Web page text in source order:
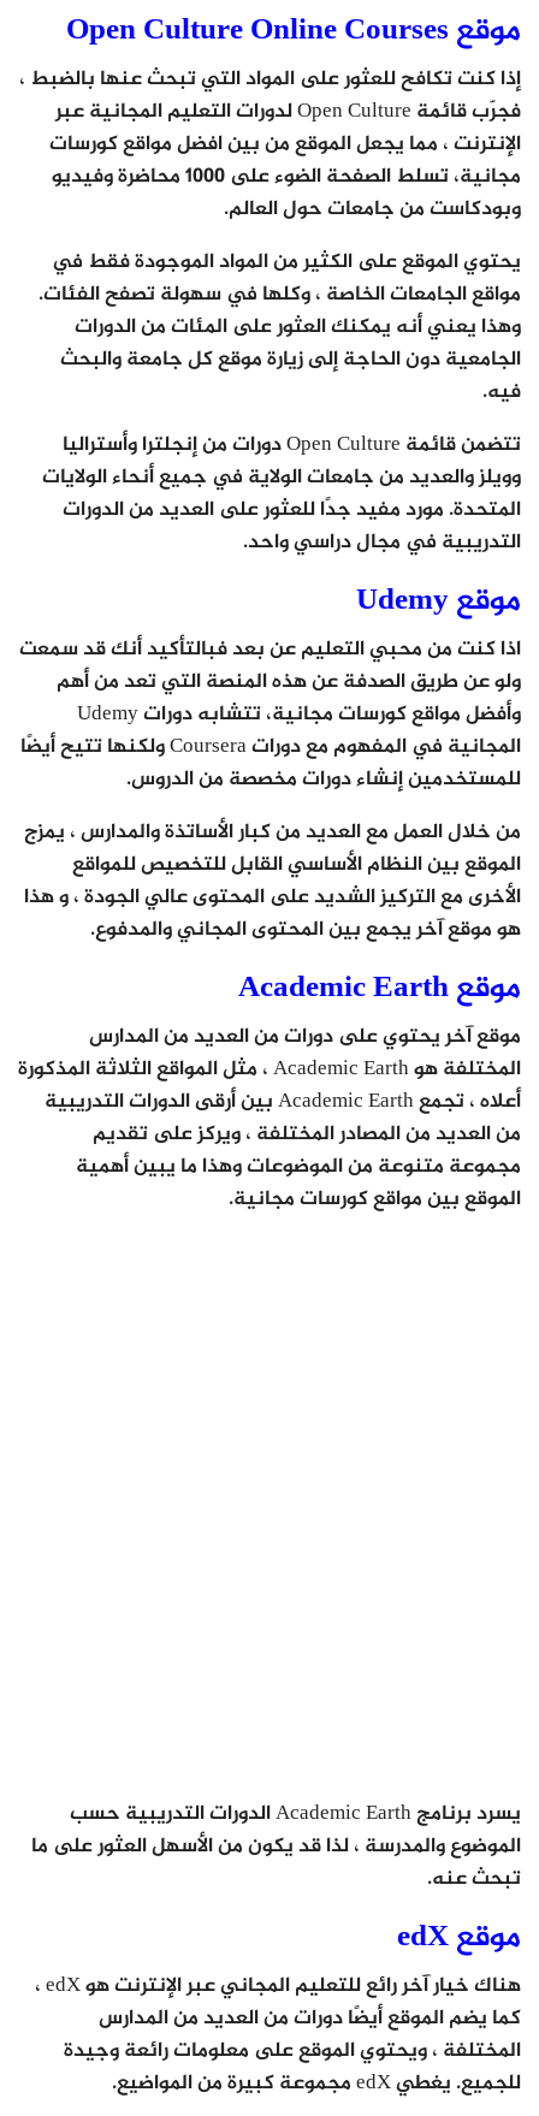
موقع Open Culture Online Courses
إذا كنت تكافح للعثور على المواد التي تبحث عنها بالضبط ،
فجرّب قائمة Open Culture لدورات التعليم المجانية عبر
الإنترنت ، مما يجعل الموقع من بين افضل مواقع كورسات
مجانية، تسلط الصفحة الضوء على 1000 محاضرة وفيديو
وبودكاست من جامعات حول العالم.
يحتوي الموقع على الكثير من المواد الموجودة فقط في
مواقع الجامعات الخاصة ، وكلها في سهولة تصفح الفئات.
وهذا يعني أنه يمكنك العثور على المئات من الدورات
الجامعية دون الحاجة إلى زيارة موقع كل جامعة والبحث
فيه.
تتضمن قائمة Open Culture دورات من إنجلترا وأستراليا
وويلز والعديد من جامعات الولاية في جميع أنحاء الولايات
المتحدة. مورد مفيد جدًا للعثور على العديد من الدورات
التدريبية في مجال دراسي واحد.
موقع Udemy
اذا كنت من محبي التعليم عن بعد فبالتأكيد أنك قد سمعت
ولو عن طريق الصدفة عن هذه المنصة التي تعد من أهم
وأفضل مواقع كورسات مجانية، تتشابه دورات Udemy
المجانية في المفهوم مع دورات Coursera ولكنها تتيح أيضًا
للمستخدمين إنشاء دورات مخصصة من الدروس.
من خلال العمل مع العديد من كبار الأساتذة والمدارس ، يمزج
الموقع بين النظام الأساسي القابل للتخصيص للمواقع
الأخرى مع التركيز الشديد على المحتوى عالي الجودة ، و هذا
هو موقع آخر يجمع بين المحتوى المجاني والمدفوع.
موقع Academic Earth
موقع آخر يحتوي على دورات من العديد من المدارس
المختلفة هو Academic Earth ، مثل المواقع الثلاثة المذكورة
أعلاه ، تجمع Academic Earth بين أرقى الدورات التدريبية
من العديد من المصادر المختلفة ، ويركز على تقديم
مجموعة متنوعة من الموضوعات وهذا ما يبين أهمية
الموقع بين مواقع كورسات مجانية.
يسرد برنامج Academic Earth الدورات التدريبية حسب
الموضوع والمدرسة ، لذا قد يكون من الأسهل العثور على ما
تبحث عنه.
موقع edX
هناك خيار آخر رائع للتعليم المجاني عبر الإنترنت هو edX ،
كما يضم الموقع أيضًا دورات من العديد من المدارس
المختلفة ، ويحتوي الموقع على معلومات رائعة وجيدة
للجميع. يغطي edX مجموعة كبيرة من المواضيع.